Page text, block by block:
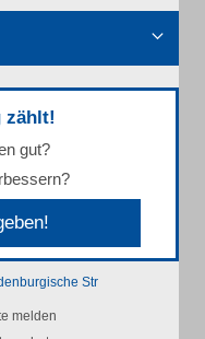
zählt!
gut?
Str
melden